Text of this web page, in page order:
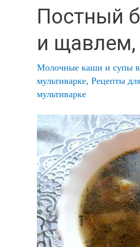
Постный
и щавлем,
Молочные каши и супы в
мультиварке, Рецепты
мультиварке